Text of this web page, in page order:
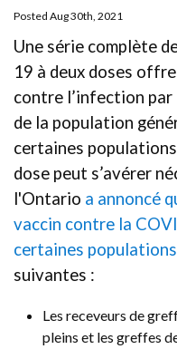
Posted Aug 30th, 2021
Une série complète
19 à deux doses
contre l’infection par
de la population
certaines
dose peut s’avérer
l'Ontario a annoncé
vaccin contre la
certaines
suivantes :
Les receveurs de
pleins et les greffes